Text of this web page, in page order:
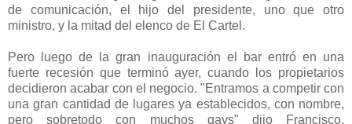
de comunicación, el hijo del presidente, uno que otro
ministro, y la mitad del elenco de El Cartel.
Pero luego de la gran inauguración el bar entró en una
fuerte recesión que terminó ayer, cuando los propietarios
decidieron acabar con el negocio. "Entramos a competir con
una gran cantidad de lugares ya establecidos, con nombre,
pero sobretodo con muchos gays" dijo Francisco,